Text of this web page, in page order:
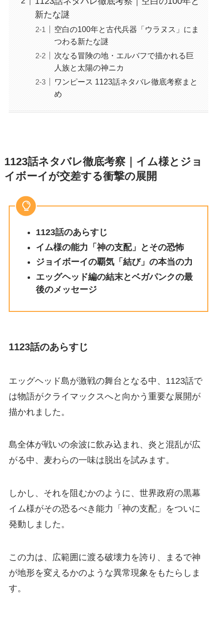
新たな謎
空白の100年と古代兵器「ウラヌス」にま
つわる新たな謎
次なる冒険の地・エルバフで描かれる巨
人族と太陽の神ニカ
ワンピース 1123話ネタバレ徹底考察まと
め
1123話ネタバレ徹底考察｜イム様とジョ
イボーイが交差する衝撃の展開
1123話のあらすじ
イム様の能力「神の支配」とその恐怖
ジョイボーイの覇気「結び」の本当の力
エッグヘッド編の結末とベガパンクの最
後のメッセージ
1123話のあらすじ
エッグヘッド島が激戦の舞台となる中、1123話で
は物語がクライマックスへと向かう重要な展開が
描かれました。
島全体が戦いの余波に飲み込まれ、炎と混乱が広
がる中、麦わらの一味は脱出を試みます。
しかし、それを阻むかのように、世界政府の黒幕
イム様がその恐るべき能力「神の支配」をついに
発動しました。
この力は、広範囲に渡る破壊力を誇り、まるで神
が地形を変えるかのような異常現象をもたらしま
す。